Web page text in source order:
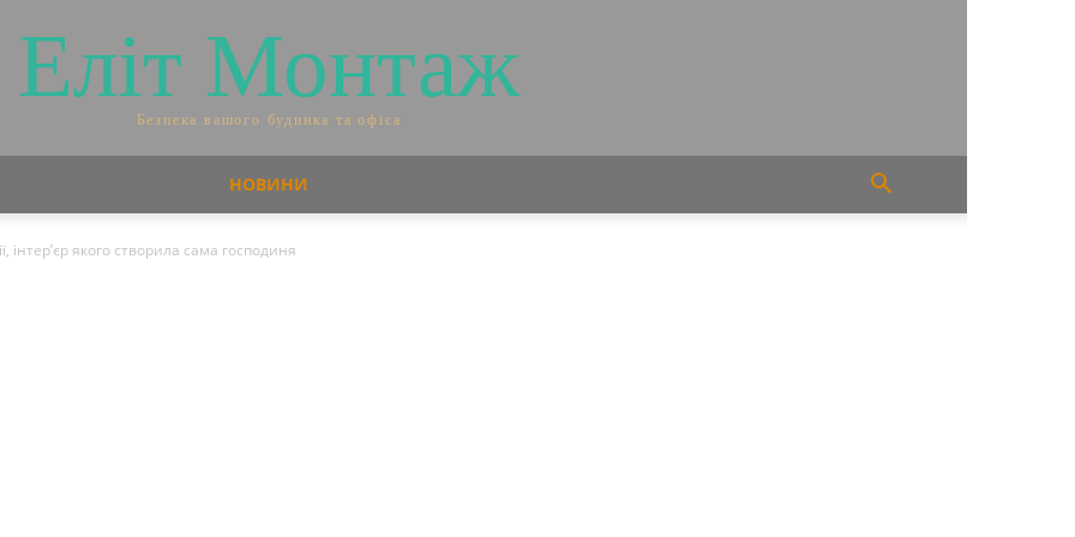
Еліт Монтаж
Безпека вашого будинка та офіса
НОВИНИ
інтер’єр якого створила сама господиня